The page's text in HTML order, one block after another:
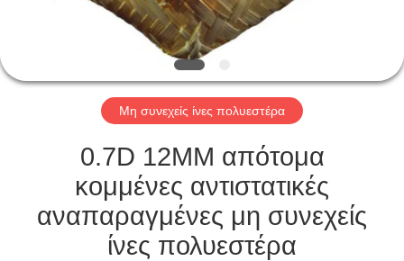
ΈΛΕΓΧΟΣ
ΜΑΣ
ΕΛΆΤΕ
ΕΠΑΦΉ
Μη συνεχείς ίνες πολυεστέρα
0.7D 12MM απότομα
κομμένες αντιστατικές
αναπαραγμένες μη συνεχείς
ίνες πολυεστέρα